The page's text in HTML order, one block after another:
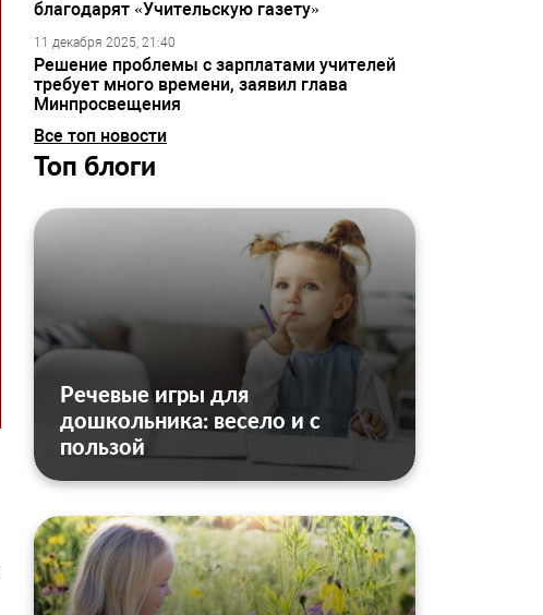
благодарят «Учительскую газету»
11 декабря 2025, 21:40
Решение проблемы с зарплатами учителей
требует много времени, заявил глава
Минпросвещения
Все топ новости
Топ блоги
Речевые игры для
дошкольника: весело и с
пользой